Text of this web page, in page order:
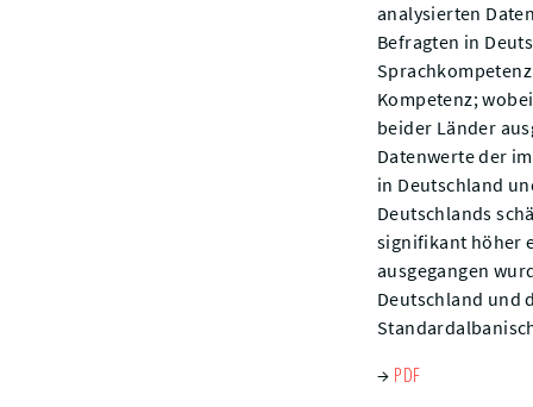
analysierten
Befragten in
Kompetenz;
beider Länder
Datenwerte der
in Deutschland
Deutschlands
signifikant höher
ausgegangen
Deutschland und
→ PDF